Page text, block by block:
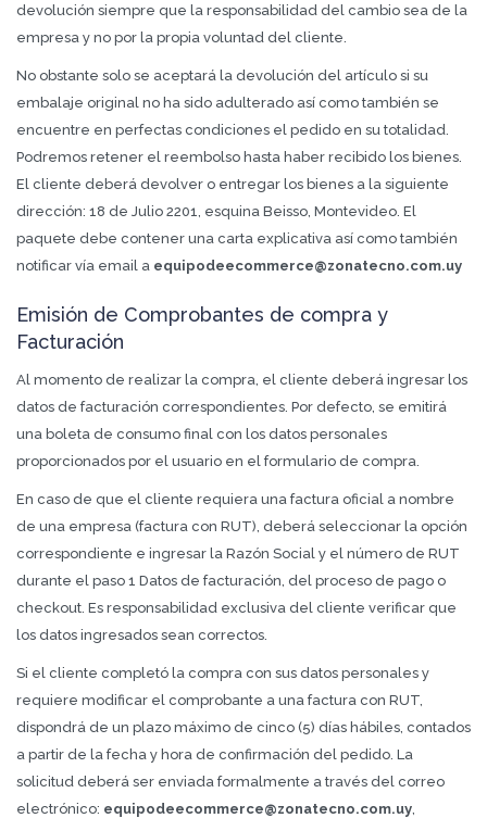
devolución siempre que la responsabilidad del cambio sea de la
empresa y no por la propia voluntad del cliente.
No obstante solo se aceptará la devolución del artículo si su
embalaje original no ha sido adulterado así como también se
encuentre en perfectas condiciones el pedido en su totalidad.
Podremos retener el reembolso hasta haber recibido los bienes.
El cliente deberá devolver o entregar los bienes a la siguiente
dirección: 18 de Julio 2201, esquina Beisso, Montevideo. El
paquete debe contener una carta explicativa así como también
notificar vía email a equipodeecommerce@zonatecno.com.uy
Emisión de Comprobantes de compra y
Facturación
Al momento de realizar la compra, el cliente deberá ingresar los
datos de facturación correspondientes. Por defecto, se emitirá
una boleta de consumo final con los datos personales
proporcionados por el usuario en el formulario de compra.
En caso de que el cliente requiera una factura oficial a nombre
de una empresa (factura con RUT), deberá seleccionar la opción
correspondiente e ingresar la Razón Social y el número de RUT
durante el paso 1 Datos de facturación, del proceso de pago o
checkout. Es responsabilidad exclusiva del cliente verificar que
los datos ingresados sean correctos.
Si el cliente completó la compra con sus datos personales y
requiere modificar el comprobante a una factura con RUT,
dispondrá de un plazo máximo de cinco (5) días hábiles, contados
a partir de la fecha y hora de confirmación del pedido. La
solicitud deberá ser enviada formalmente a través del correo
electrónico: equipodeecommerce@zonatecno.com.uy